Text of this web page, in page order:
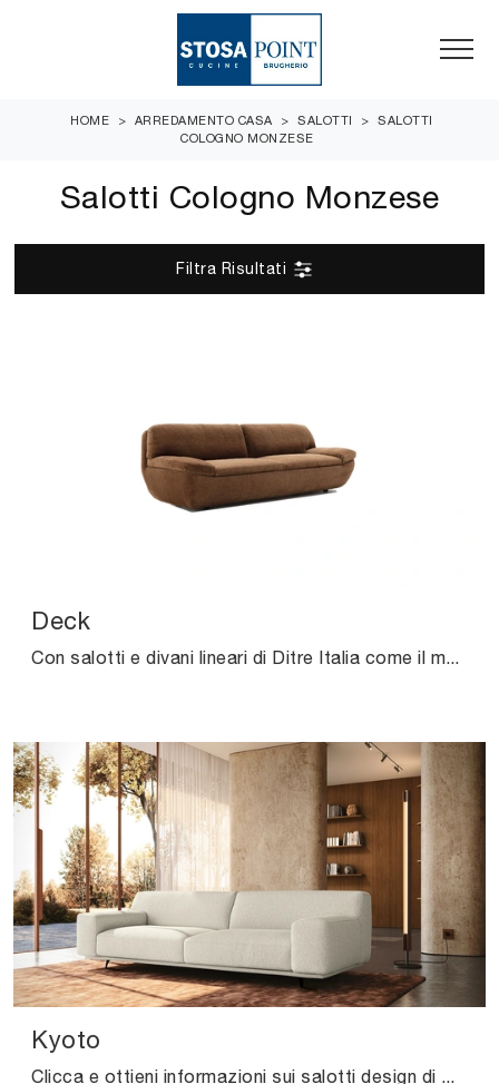
HOME > ARREDAMENTO CASA > SALOTTI >
SALOTTI
COLOGNO MONZESE
Salotti Cologno Monzese
Filtra Risultati
Deck
Con salotti e divani lineari di Ditre Italia come il modello Deck in tessuto, potrai ultimare il tuo progetto d'arredo.
Kyoto
Clicca e ottieni informazioni sui salotti design di Felis! Differenti modelli di divani, come Kyoto, ti aspettano.